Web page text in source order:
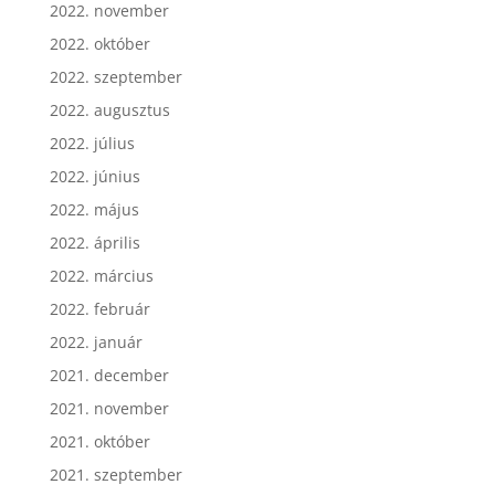
2022. november
2022. október
2022. szeptember
2022. augusztus
2022. július
2022. június
2022. május
2022. április
2022. március
2022. február
2022. január
2021. december
2021. november
2021. október
2021. szeptember